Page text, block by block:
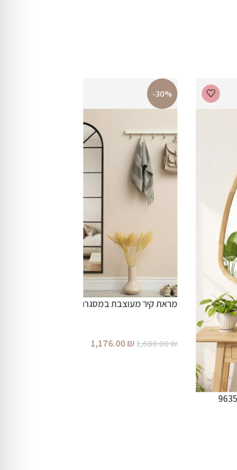
-30%
מראת קיר מעוצבת במסגרת מתכת חלון בצבע
1,680.00₪
1,176.00₪